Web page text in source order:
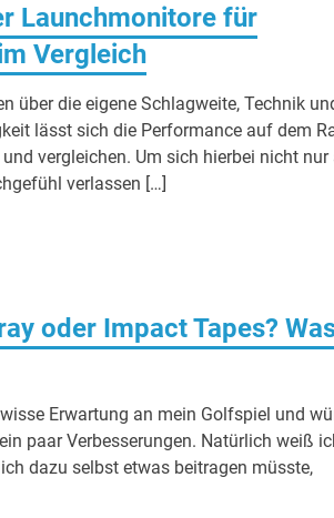
Launchmonitore für
Vergleich
über die eigene Schlagweite, Technik
lässt sich die Performance auf dem
vergleichen. Um sich hierbei nicht nur
verlassen […]
oder Impact Tapes?
Erwartung an mein Golfspiel und
paar Verbesserungen. Natürlich weiß
dazu selbst etwas beitragen müsste,